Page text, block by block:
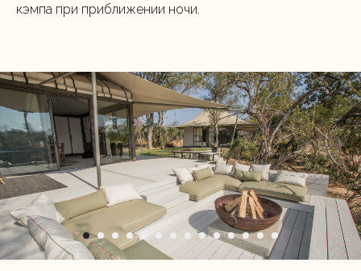
кэмпа при приближении ночи.